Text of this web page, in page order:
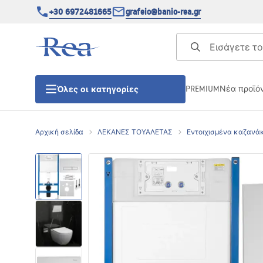
+30 6972481665 grafeio@banio-rea.gr
Όλες οι κατηγορίες
Πόρτες ντουζίερας
ΣΙΦΩΝΙΑ ΔΑΠΕΔΟΥ
PREMIUMΝέα
Αρχική σελίδα ΛΕΚΑΝΕΣ ΤΟΥΑΛΕΤΑΣ Εντοιχισμένα